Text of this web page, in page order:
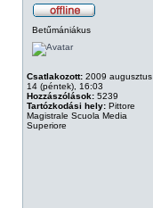
Betűmániákus
Csatlakozott: 2009 augusztus
14 (péntek), 16:03
Hozzászólások: 5239
Tartózkodási hely: Pittore
Magistrale Scuola Media
Superiore